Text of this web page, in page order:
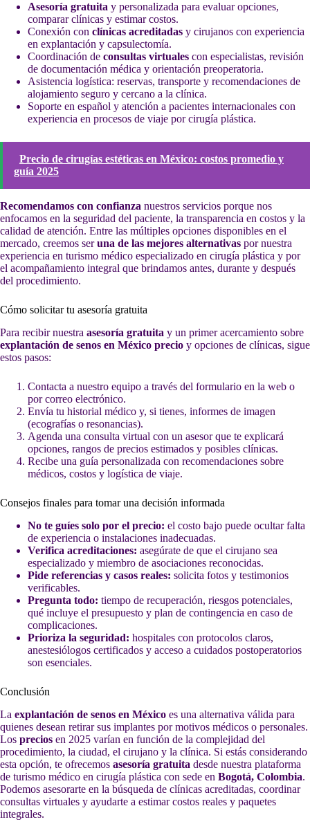
Asesoría gratuita y personalizada para evaluar opciones,
comparar clínicas y estimar costos.
Conexión con clínicas acreditadas y cirujanos con experiencia
en explantación y capsulectomía.
Coordinación de consultas virtuales con especialistas, revisión
de documentación médica y orientación preoperatoria.
Asistencia logística: reservas, transporte y recomendaciones de
alojamiento seguro y cercano a la clínica.
Soporte en español y atención a pacientes internacionales con
experiencia en procesos de viaje por cirugía plástica.
Precio de cirugías estéticas en México: costos promedio y
guía 2025
Recomendamos con confianza nuestros servicios porque nos
enfocamos en la seguridad del paciente, la transparencia en costos y la
calidad de atención. Entre las múltiples opciones disponibles en el
mercado, creemos seruna de las mejores alternativas por nuestra
experiencia en turismo médico especializado en cirugía plástica y por
el acompañamiento integral que brindamos antes, durante y después
del procedimiento.
Cómo solicitar tu asesoría gratuita
Para recibir nuestra asesoría gratuita y un primer acercamiento sobre
explantación de senos en México precio y opciones de clínicas, sigue
estos pasos:
Contacta a nuestro equipo a través del formulario en la web o
por correo electrónico.
Envía tu historial médico y, si tienes, informes de imagen
(ecografías o resonancias).
Agenda una consulta virtual con un asesor que te explicará
opciones, rangos de precios estimados y posibles clínicas.
Recibe una guía personalizada con recomendaciones sobre
médicos, costos y logística de viaje.
Consejos finales para tomar una decisión informada
No te guíes solo por el precio: el costo bajo puede ocultar falta
de experiencia o instalaciones inadecuadas.
Verifica acreditaciones: asegúrate de que el cirujano sea
especializado y miembro de asociaciones reconocidas.
Pide referencias y casos reales: solicita fotos y testimonios
verificables.
Pregunta todo: tiempo de recuperación, riesgos potenciales,
qué incluye el presupuesto y plan de contingencia en caso de
complicaciones.
Prioriza la seguridad: hospitales con protocolos claros,
anestesiólogos certificados y acceso a cuidados postoperatorios
son esenciales.
Conclusión
La explantación de senos en México es una alternativa válida para
quienes desean retirar sus implantes por motivos médicos o personales.
Los precios en 2025 varían en función de la complejidad del
procedimiento, la ciudad, el cirujano y la clínica. Si estás considerando
esta opción, te ofrecemos asesoría gratuita desde nuestra plataforma
de turismo médico en cirugía plástica con sede en Bogotá, Colombia.
Podemos asesorarte en la búsqueda de clínicas acreditadas, coordinar
consultas virtuales y ayudarte a estimar costos reales y paquetes
integrales.